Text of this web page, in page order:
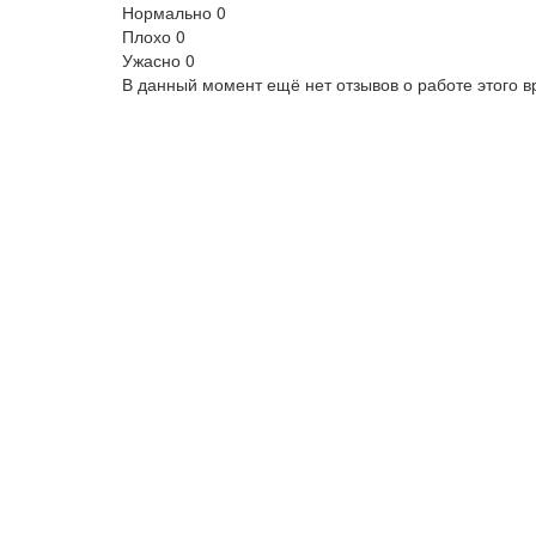
Нормально 0
Плохо 0
Ужасно 0
В данный момент ещё нет отзывов о работе этого